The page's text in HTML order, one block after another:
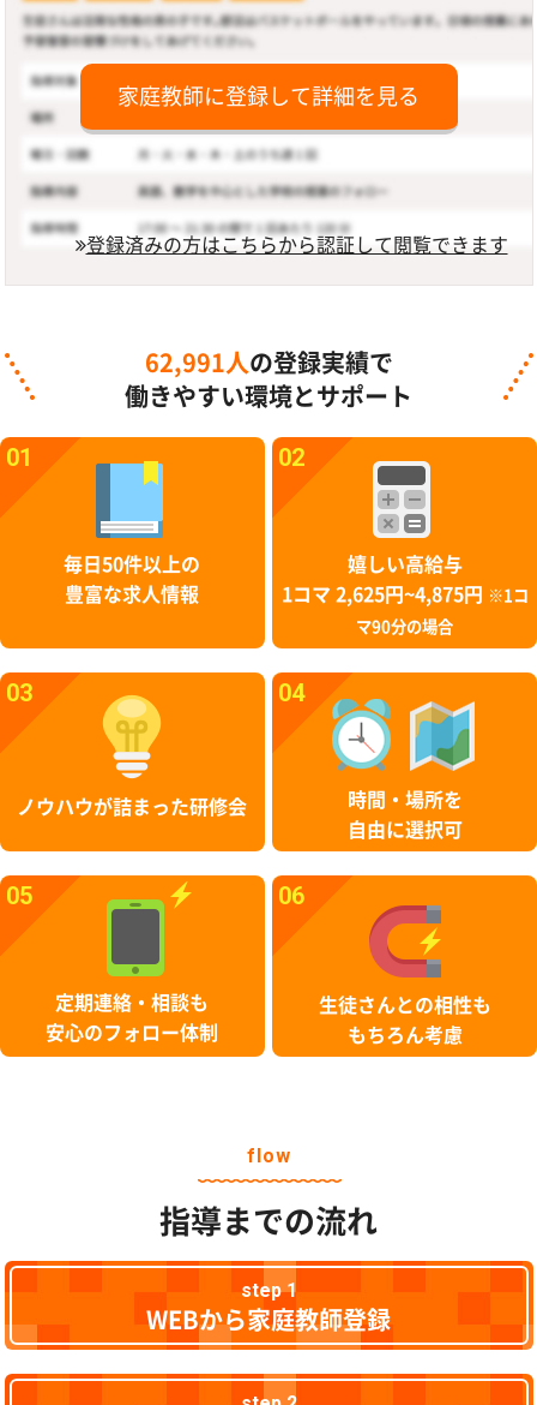
家庭教師に登録して詳細を見る
登録済みの方はこちらから認証して閲覧できます
62,991人 の登録実績で
働きやすい環境とサポート
01
毎日50件以上の
豊富な求人情報
02
嬉しい高給与
1コマ 2,625円~4,875円
※1コ
マ90分の場合
03
ノウハウが詰まった研修会
04
時間・場所を
自由に選択可
05
定期連絡・相談も
安心のフォロー体制
06
生徒さんとの相性も
もちろん考慮
flow
指導までの流れ
step 1
WEBから家庭教師登録